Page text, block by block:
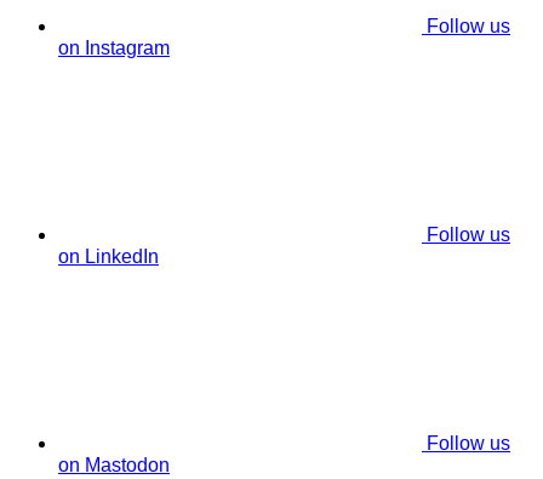
Follow us
on Instagram
Follow us
on LinkedIn
Follow us
on Mastodon